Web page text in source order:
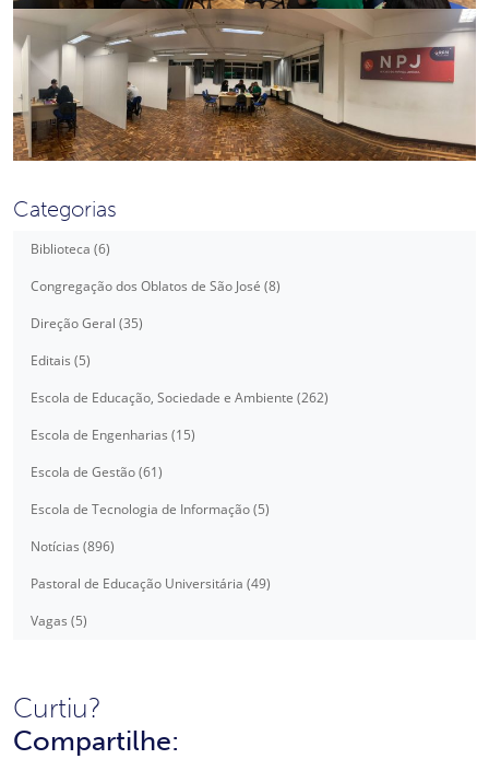
Categorias
Biblioteca (6)
Congregação dos Oblatos de São José (8)
Direção Geral (35)
Editais (5)
Escola de Educação, Sociedade e Ambiente (262)
Escola de Engenharias (15)
Escola de Gestão (61)
Escola de Tecnologia de Informação (5)
Notícias (896)
Pastoral de Educação Universitária (49)
Vagas (5)
Curtiu?
Compartilhe: